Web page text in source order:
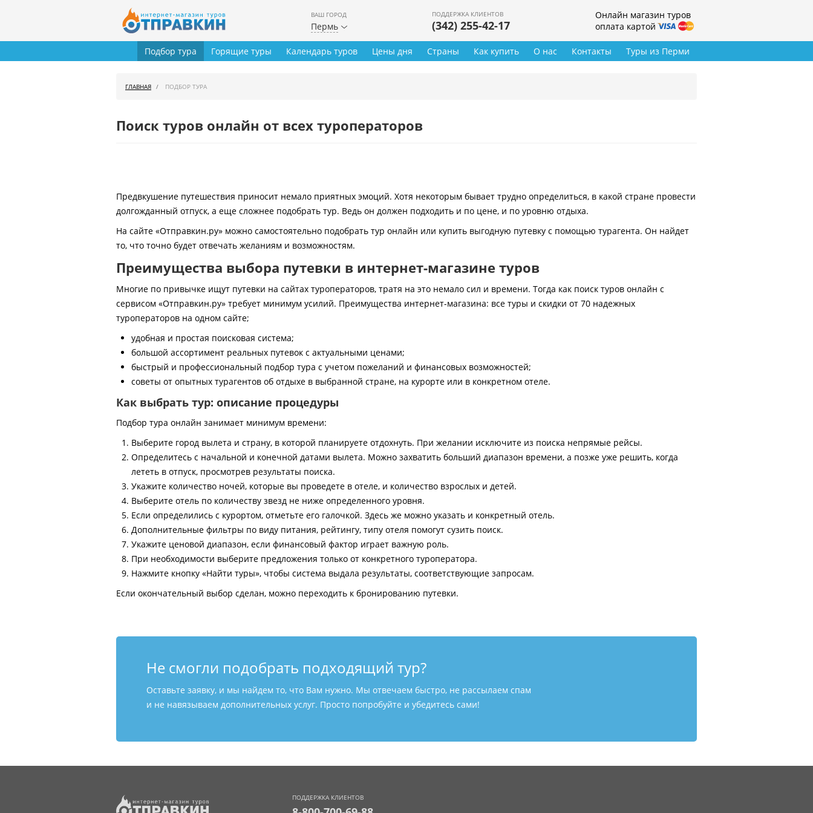
ВАШ ГОРОД
Пермь
ПОДДЕРЖКА КЛИЕНТОВ
(342) 255-42-17
Онлайн магазин туров
оплата картой
Туры из Перми
Подбор тура Горящие туры Календарь туров Цены дня Страны Как купить О нас Контакты
ГЛАВНАЯ ПОДБОР ТУРА
Поиск туров онлайн от всех туроператоров
Предвкушение путешествия приносит немало приятных эмоций. Хотя некоторым бывает трудно определиться, в какой стране провести
долгожданный отпуск, а еще сложнее подобрать тур. Ведь он должен подходить и по цене, и по уровню отдыха.
На сайте «Отправкин.ру» можно самостоятельно подобрать тур онлайн или купить выгодную путевку с помощью турагента. Он найдет
то, что точно будет отвечать желаниям и возможностям.
Преимущества выбора путевки в интернет-магазине туров
Многие по привычке ищут путевки на сайтах туроператоров, тратя на это немало сил и времени. Тогда как поиск туров онлайн с
сервисом «Отправкин.ру» требует минимум усилий. Преимущества интернет-магазина: все туры и скидки от 70 надежных
туроператоров на одном сайте;
удобная и простая поисковая система;
большой ассортимент реальных путевок с актуальными ценами;
быстрый и профессиональный подбор тура с учетом пожеланий и финансовых возможностей;
советы от опытных турагентов об отдыхе в выбранной стране, на курорте или в конкретном отеле.
Как выбрать тур: описание процедуры
Подбор тура онлайн занимает минимум времени:
Выберите город вылета и страну, в которой планируете отдохнуть. При желании исключите из поиска непрямые рейсы.
Определитесь с начальной и конечной датами вылета. Можно захватить больший диапазон времени, а позже уже решить, когда
лететь в отпуск, просмотрев результаты поиска.
Укажите количество ночей, которые вы проведете в отеле, и количество взрослых и детей.
Выберите отель по количеству звезд не ниже определенного уровня.
Если определились с курортом, отметьте его галочкой. Здесь же можно указать и конкретный отель.
Дополнительные фильтры по виду питания, рейтингу, типу отеля помогут сузить поиск.
Укажите ценовой диапазон, если финансовый фактор играет важную роль.
При необходимости выберите предложения только от конкретного туроператора.
Нажмите кнопку «Найти туры», чтобы система выдала результаты, соответствующие запросам.
Если окончательный выбор сделан, можно переходить к бронированию путевки.
Не смогли подобрать подходящий тур?
Оставьте заявку, и мы найдем то, что Вам нужно. Мы отвечаем быстро, не рассылаем спам
и не навязываем дополнительных услуг. Просто попробуйте и убедитесь сами!
ПОДДЕРЖКА КЛИЕНТОВ